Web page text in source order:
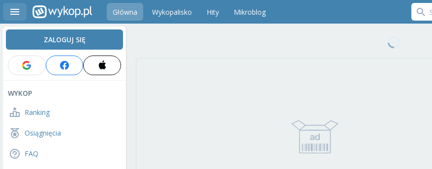
Główna Wykopalisko Hity Mikroblog
ZALOGUJ SIĘ
WYKOP
Ranking
Osiągnięcia
FAQ